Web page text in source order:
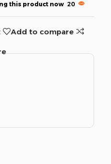
20
this product now!
Add to compare